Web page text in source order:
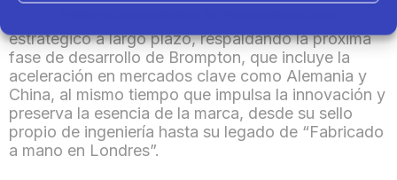
estratégico a largo plazo, respaldando la próxima
fase de desarrollo de Brompton, que incluye la
aceleración en mercados clave como Alemania y
China, al mismo tiempo que impulsa la innovación y
preserva la esencia de la marca, desde su sello
propio de ingeniería hasta su legado de “Fabricado
a mano en Londres”.